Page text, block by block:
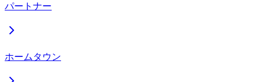
パートナー
ホームタウン